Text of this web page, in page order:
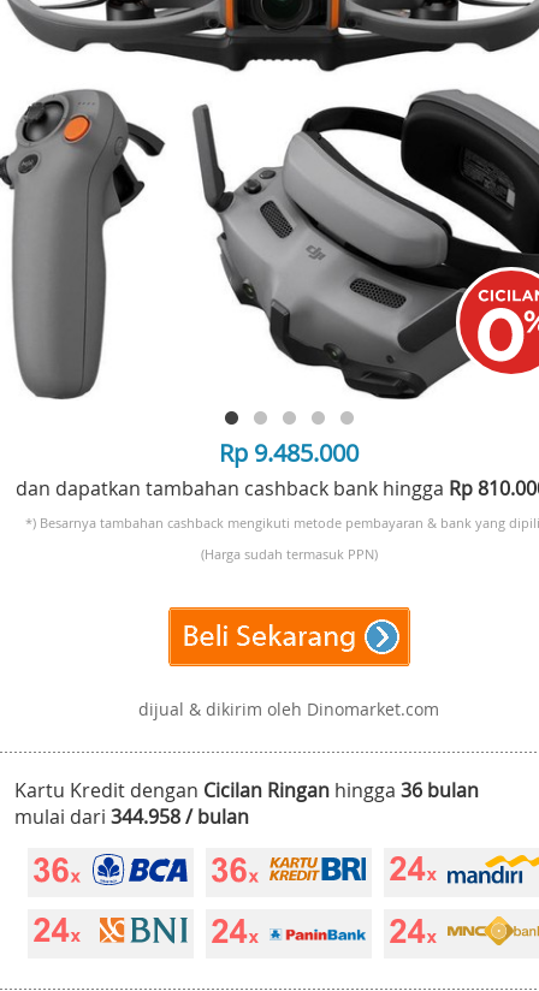
Rp 9.485.000
dan dapatkan tambahan cashback bank hingga Rp
*) Besarnya tambahan cashback mengikuti metode pembayaran & bank yang
(Harga sudah termasuk PPN)
dijual & dikirim oleh Dinomarket.com
Kartu Kredit dengan Cicilan Ringan hingga 36 bulan
mulai dari 344.958 / bulan